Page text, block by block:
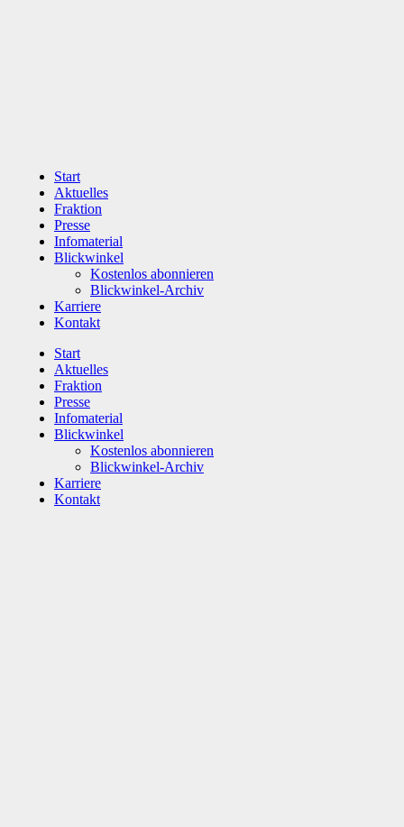
Start
Aktuelles
Fraktion
Presse
Infomaterial
Blickwinkel
Kostenlos abonnieren
Blickwinkel-Archiv
Karriere
Kontakt
Start
Aktuelles
Fraktion
Presse
Infomaterial
Blickwinkel
Kostenlos abonnieren
Blickwinkel-Archiv
Karriere
Kontakt